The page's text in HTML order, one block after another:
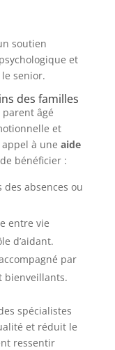
soutien
et
senior.
des familles
parent âgé
et
à une aide
bénéficier :
des absences ou
entre vie
d’aidant.
par
bienveillants.
spécialistes
et réduit le
ressentir